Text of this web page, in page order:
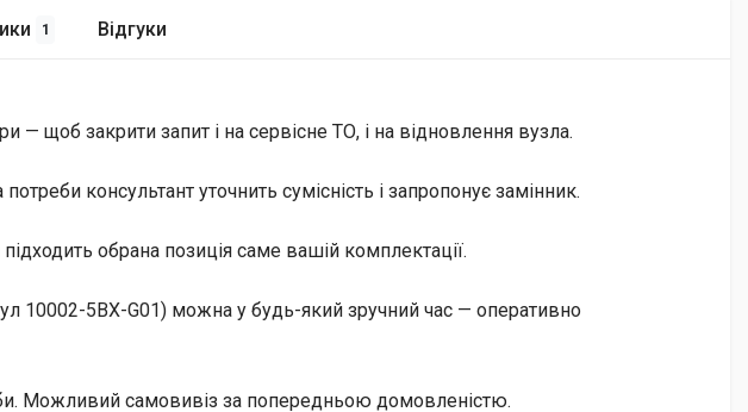
1 Відгуки
— щоб закрити запит і на сервісне ТО, і на відновлення вузла.
консультант уточнить сумісність і запропонує замінник.
обрана позиція саме вашій комплектації.
10002-5BX-G01) можна у будь-який зручний час — оперативно
Можливий самовивіз за попередньою домовленістю.